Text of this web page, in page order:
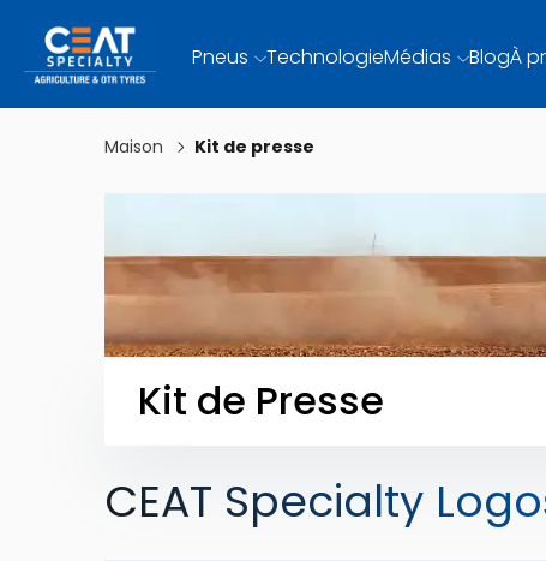
Pneus TechnologieMédias BlogÀ
Maison Kit de presse
Kit de Presse
CEAT Specialty